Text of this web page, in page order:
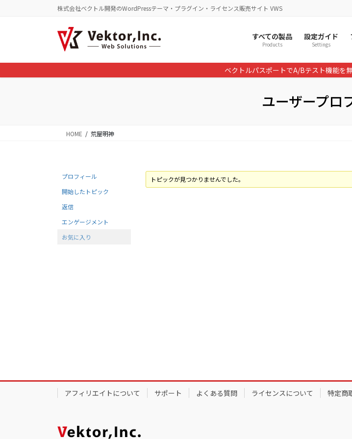
に
移
ョ
ン
株式会社ベクトル開発のWordPressテーマ・プラグイン・ライセンス販売サイト VWS
すべての製品
Products
設定ガイド
Settings
ベクトルパスポートでA/Bテスト機能を
ユーザープロ
HOME 荒屋明神
プロフィール
開始したトピック
返信
エンゲージメント
お気に入り
トピックが見つかりませんでした。
アフィリエイトについて サポート よくある質問 ライセンスについて 特定商